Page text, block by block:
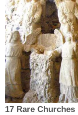
17 Rare